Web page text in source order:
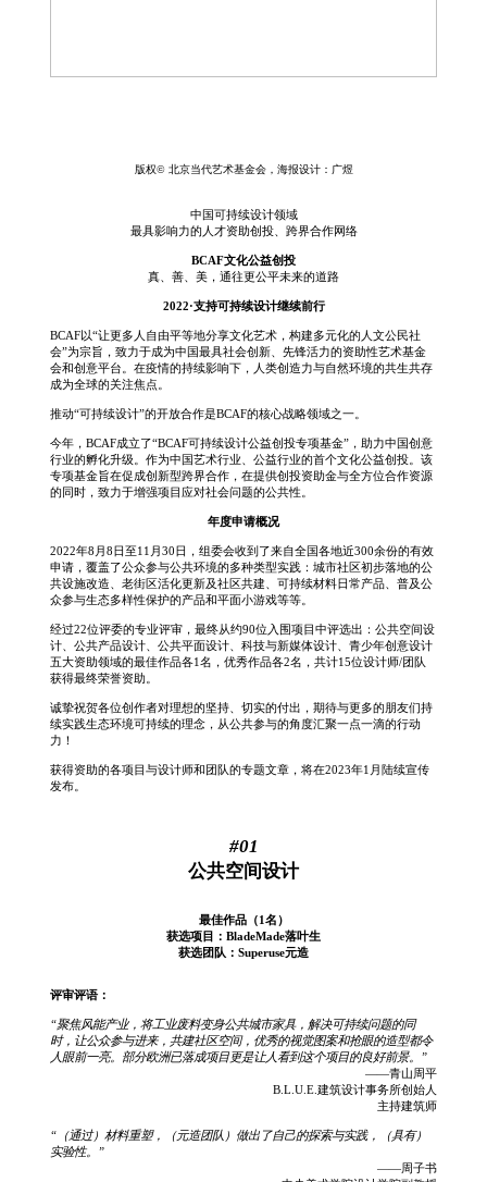
版权© 北京当代艺术基⾦会，海报设计：广煜
中国可持续设计领域
最具影响力的人才资助创投、跨界合作网络
BCAF文化公益创投
真、善、美，通往更公平未来的道路
2022·支持可持续设计继续前行
BCAF以“让更多人自由平等地分享文化艺术，构建多元化的人文公民社
会”为宗旨，致力于成为中国最具社会创新、先锋活力的资助性艺术基金
会和创意平台。在疫情的持续影响下，人类创造力与自然环境的共生共存
成为全球的关注焦点。
推动“可持续设计”的开放合作是BCAF的核心战略领域之一。
今年，BCAF成立了“BCAF可持续设计公益创投专项基金”，助力中国创意
行业的孵化升级。作为中国艺术行业、公益行业的首个文化公益创投。该
专项基金旨在促成创新型跨界合作，在提供创投资助金与全方位合作资源
的同时，致力于增强项目应对社会问题的公共性。
年度申请概况
2022年8月8日至11月30日，组委会收到了来自全国各地近300余份的有效
申请，覆盖了公众参与公共环境的多种类型实践：城市社区初步落地的公
共设施改造、老街区活化更新及社区共建、可持续材料日常产品、普及公
众参与生态多样性保护的产品和平面小游戏等等。
经过22位评委的专业评审，最终从约90位入围项目中评选出：公共空间设
计、公共产品设计、公共平面设计、科技与新媒体设计、青少年创意设计
五大资助领域的最佳作品各1名，优秀作品各2名，共计15位设计师/团队
获得最终荣誉资助。
诚挚祝贺各位创作者对理想的坚持、切实的付出，期待与更多的朋友们持
续实践生态环境可持续的理念，从公共参与的角度汇聚一点一滴的行动
力！
获得资助的各项目与设计师和团队的专题文章，将在2023年1月陆续宣传
发布。
#01
公共空间设计
最佳作品（1名）
获选项目：BladeMade落叶生
获选团队：Superuse元造
评审评语：
“聚焦风能产业，将工业废料变身公共城市家具，解决可持续问题的同
时， 让公众参与进来，共建社区空间，优秀的视觉图案和抢眼的造型都令
人眼前一亮。部分欧洲已落成项目更是让人看到这个项目的良好前景。”
——青山周平
B.L.U.E.建筑设计事务所创始人
主持建筑师
“（通过）材料重塑，（元造团队）做出了自己的探索与实践，（具有）
实验性。”
——周子书